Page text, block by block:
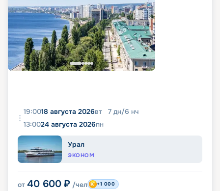
19:0018 августа 2026вт 7 дн/6 нч
13:0024 августа 2026пн
Урал
ЭКОНОМ
от 40 600 ₽ /чел +1 000